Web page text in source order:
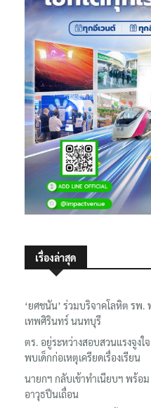
เรื่องล่าสุด
‘ยศชนัน’ ร่วมบริจาคโลหิต รพ.
เทพศิรินทร์ นนทบุรี
ตร. อยู่ระหว่างสอบสวนแรงจูงใ
พบเด็กก่อเหตุเครียดเรื่องเรียน
นายกฯ กลับเข้าทำเนียบฯ พร้
อาวุธปืนเถื่อน